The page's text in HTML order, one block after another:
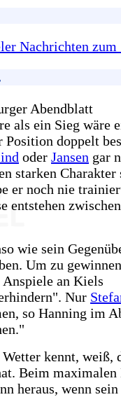
Nachrichten zum
Abendblatt
als ein Sieg wäre
doppelt
oder Jansen gar
starken Charakter
er noch nie
entstehen
wie sein
Um zu
an Kiels
Nur
so Hanning im
kennt, weiß,
Beim maximalen
heraus, wenn